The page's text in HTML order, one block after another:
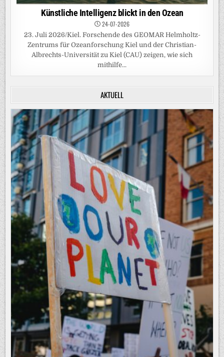
Künstliche Intelligenz blickt in den Ozean
24-07-2026
23. Juli 2026/Kiel. Forschende des GEOMAR Helmholtz-
Zentrums für Ozeanforschung Kiel und der Christian-
Albrechts-Universität zu Kiel (CAU) zeigen, wie sich
mithilfe...
AKTUELL